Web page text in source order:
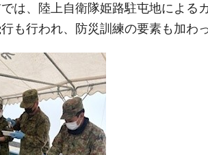
は、陸上自衛隊姫路駐屯地による
も行われ、防災訓練の要素も加わ